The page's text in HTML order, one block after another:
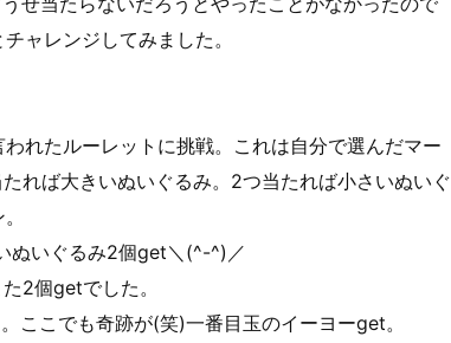
ャレンジしてみました。
れたルーレットに挑戦。これは自分で選んだマー
れば大きいぬいぐるみ。2つ当たれば小さいぬいぐ
ぬいぐるみ2個get＼(^-^)／
2個getでした。
ここでも奇跡が(笑)一番目玉のイーヨーget。